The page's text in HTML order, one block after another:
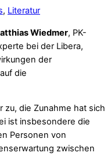
, Literatur
Wiedmer, PK-
bei der Libera,
der
die
zu, die Zunahme hat sich
ist insbesondere die
Personen von
zwischen